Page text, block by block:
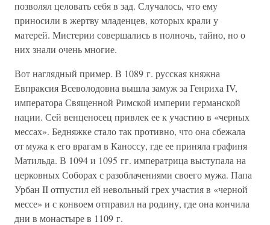
позволял целовать себя в зад. Случалось, что ему
приносили в жертву младенцев, которых крали у
матерей. Мистерии совершались в полночь, тайно, но о
них знали очень многие.
Вот наглядный пример. В 1089 г. русская княжна
Евпраксия Всеволодовна вышла замуж за Генриха IV,
императора Священной Римской империи германской
нации. Сей венценосец привлек ее к участию в «черных
мессах». Бедняжке стало так противно, что она сбежала
от мужа к его врагам в Каноссу, где ее приняла графиня
Матильда. В 1094 и 1095 гг. императрица выступала на
церковных Соборах с разоблачениями своего мужа. Папа
Урбан II отпустил ей невольный грех участия в «черной
мессе» и с конвоем отправил на родину, где она кончила
дни в монастыре в 1109 г.